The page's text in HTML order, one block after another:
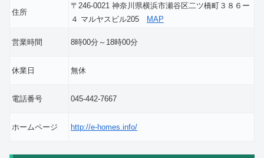
住所
〒246-0021 神奈川県横浜市瀬谷区二ツ橋町３８６ー
４ マルヤスビル205
MAP
営業時間 8時00分～18時00分
休業日 無休
電話番号 045-442-7667
ホームページ http://e-homes.info/